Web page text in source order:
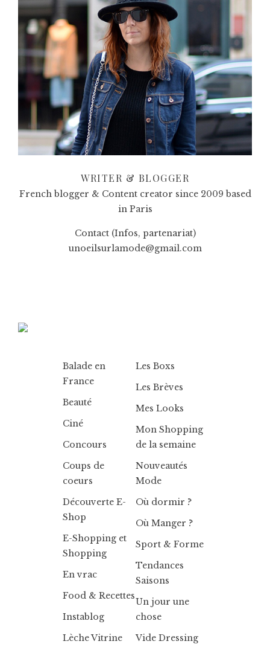
WRITER & BLOGGER
French blogger & Content creator since 2009 based
in Paris
Contact (Infos, partenariat)
unoeilsurlamode@gmail.com
Balade en
France
Beauté
Ciné
Concours
Coups de
coeurs
Découverte E-
Shop
E-Shopping et
Shopping
En vrac
Food & Recettes
Instablog
Lèche Vitrine
Les Boxs
Les Brèves
Mes Looks
Mon Shopping
de la semaine
Nouveautés
Mode
Où dormir ?
Où Manger ?
Sport & Forme
Tendances
Saisons
Un jour une
chose
Vide Dressing